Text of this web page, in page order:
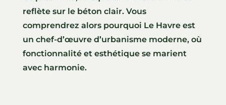
reflète sur le béton clair. Vous
comprendrez alors pourquoi Le Havre est
un chef-d’œuvre d’urbanisme moderne, où
fonctionnalité et esthétique se marient
avec harmonie.